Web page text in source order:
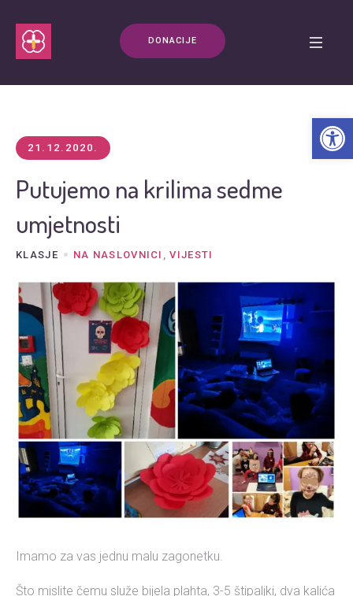
DONACIJE
21.12.2020.
Putujemo na krilima sedme
umjetnosti
KLASJE NA NASLOVNICI ,VIJESTI
Imamo za vas jednu malu zagonetku.
Što mislite čemu služe bijela plahta, 3-5 štipaljki, dva kalića